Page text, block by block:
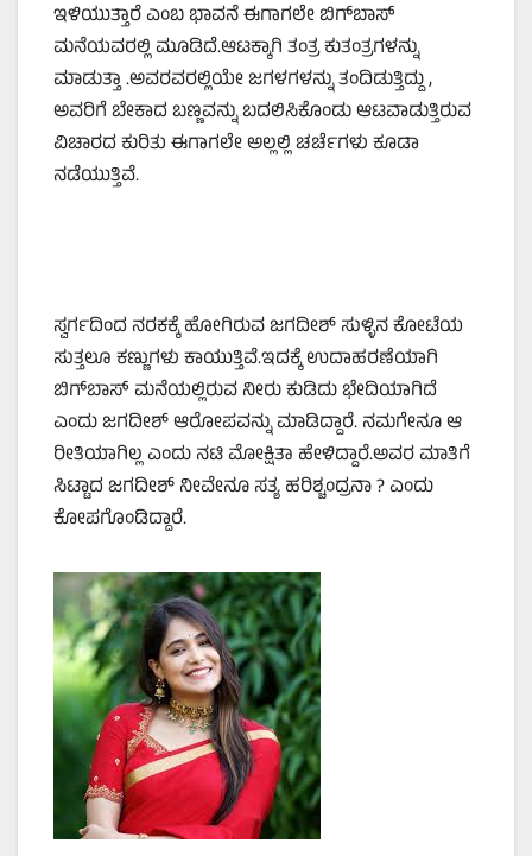
ಇಳಿಯುತ್ತಾರೆ ಎಂಬ ಭಾವನೆ ಈಗಾಗಲೇ ಬಿಗ್‌ಬಾಸ್‌
ಮನೆಯವರಲ್ಲಿ ಮೂಡಿದೆ.ಆಟಕ್ಕಾಗಿ ತಂತ್ರ ಕುತಂತ್ರಗಳನ್ನು
ಮಾಡುತ್ತಾ .ಅವರವರಲ್ಲಿಯೇ ಜಗಳಗಳನ್ನು ತಂದಿಡುತ್ತಿದ್ದು ,
ಅವರಿಗೆ ಬೇಕಾದ ಬಣ್ಣವನ್ನು ಬದಲಿಸಿಕೊಂಡು ಆಟವಾಡುತ್ತಿರುವ
ವಿಚಾರದ ಕುರಿತು ಈಗಾಗಲೇ ಅಲ್ಲಲ್ಲಿ ಚರ್ಚೆಗಳು ಕೂಡಾ
ನಡೆಯುತ್ತಿವೆ.
ಸ್ವರ್ಗದಿಂದ ನರಕಕ್ಕೆ ಹೋಗಿರುವ ಜಗದೀಶ್‌ ಸುಳ್ಳಿನ ಕೋಟೆಯ
ಸುತ್ತಲೂ ಕಣ್ಣುಗಳು ಕಾಯುತ್ತಿವೆ.ಇದಕ್ಕೆ ಉದಾಹರಣೆಯಾಗಿ
ಬಿಗ್‌ಬಾಸ್‌ ಮನೆಯಲ್ಲಿರುವ ನೀರು ಕುಡಿದು ಭೇದಿಯಾಗಿದೆ
ಎಂದು ಜಗದೀಶ್‌ ಆರೋಪವನ್ನು ಮಾಡಿದ್ದಾರೆ. ನಮಗೇನೂ ಆ
ರೀತಿಯಾಗಿಲ್ಲ ಎಂದು ನಟಿ ಮೋಕ್ಷಿತಾ ಹೇಳಿದ್ದಾರೆ.ಅವರ ಮಾತಿಗೆ
ಸಿಟ್ಟಾದ ಜಗದೀಶ್‌ ನೀವೇನೂ ಸತ್ಯ ಹರಿಶ್ಚಂದ್ರನಾ ? ಎಂದು
ಕೋಪಗೊಂಡಿದ್ದಾರೆ.